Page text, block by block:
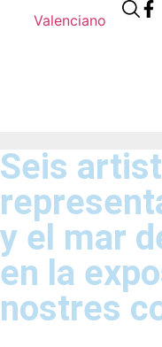
Valenciano
Seis
y el mar
en la
nostres